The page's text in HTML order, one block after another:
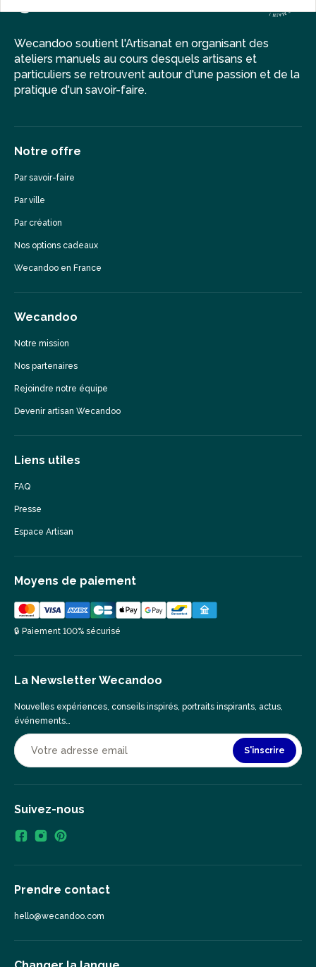
Wecandoo soutient l'Artisanat en organisant des
ateliers manuels au cours desquels artisans et
particuliers se retrouvent autour d'une passion et de la
pratique d'un savoir-faire.
Notre offre
Par savoir-faire
Par ville
Par création
Nos options cadeaux
Wecandoo en France
Wecandoo
Notre mission
Nos partenaires
Rejoindre notre équipe
Devenir artisan Wecandoo
Liens utiles
FAQ
Presse
Espace Artisan
Moyens de paiement
🔒 Paiement 100% sécurisé
La Newsletter Wecandoo
Nouvelles expériences, conseils inspirés, portraits inspirants, actus,
événements…
S'inscrire
Suivez-nous
Prendre contact
hello@wecandoo.com